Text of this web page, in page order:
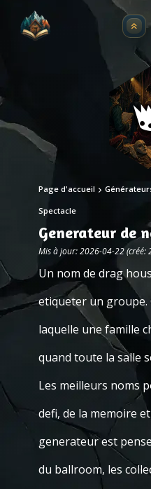
Page d'accueil
Spectacle
Generateur de
Mis à jour: 2026-04-22 (créé:
Un nom de drag
etiqueter un groupe.
laquelle une famille
quand toute la salle
Les meilleurs noms
defi, de la memoire
generateur est
du ballroom, les